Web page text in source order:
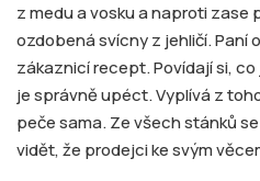
z medu a vosku a naproti zase
ozdobená svícny z jehličí. Paní
zákaznicí recept. Povídají si,
je správně upéct. Vyplívá z
peče sama. Ze všech stánků
vidět, že prodejci ke svým